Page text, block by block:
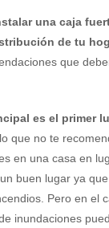
una caja
de tu
que
es el primer
que no te
en una casa en
buen lugar ya
Pero en el
inundaciones